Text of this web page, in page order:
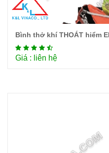
Bình thở khí THOÁT hiểm
Giá : liên hệ